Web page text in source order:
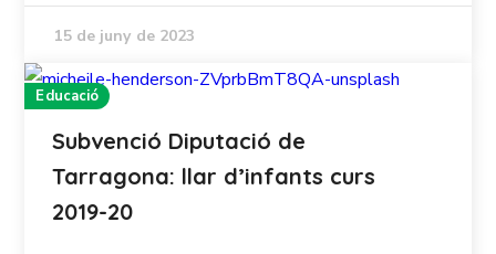
15 de juny de 2023
Educació
Subvenció Diputació de
Tarragona: llar d’infants curs
2019-20